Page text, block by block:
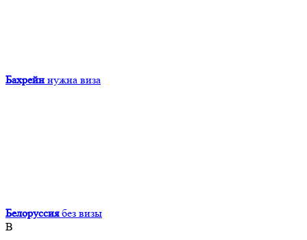
Бахрейн нужна виза
Белоруссия без визы
В